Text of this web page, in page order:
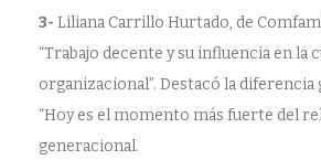
3- Liliana Carrillo Hurtado, de
“Trabajo decente y su influencia en la
organizacional”. Destacó la
“Hoy es el momento más fuerte del
generacional.